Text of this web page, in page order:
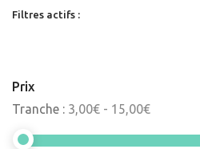
Filtres actifs :
Prix
Tranche : 3,00€ - 15,00€